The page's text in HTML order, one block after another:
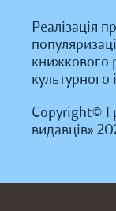
Реалізація
книжкового
культурного
Copyright©
видавців»